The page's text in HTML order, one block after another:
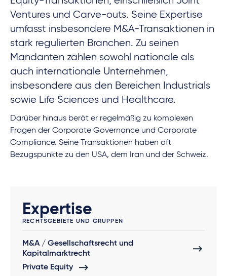
Ventures und Carve-outs. Seine Expertise
umfasst insbesondere M&A-Transaktionen in
stark regulierten Branchen. Zu seinen
Mandanten zählen sowohl nationale als
auch internationale Unternehmen,
insbesondere aus den Bereichen Industrials
sowie Life Sciences und Healthcare.
Darüber hinaus berät er regelmäßig zu komplexen
Fragen der Corporate Governance und Corporate
Compliance. Seine Transaktionen haben oft
Bezugspunkte zu den USA, dem Iran und der Schweiz.
Expertise
RECHTSGEBIETE UND GRUPPEN
M&A / Gesellschaftsrecht und
Kapitalmarktrecht
Private Equity